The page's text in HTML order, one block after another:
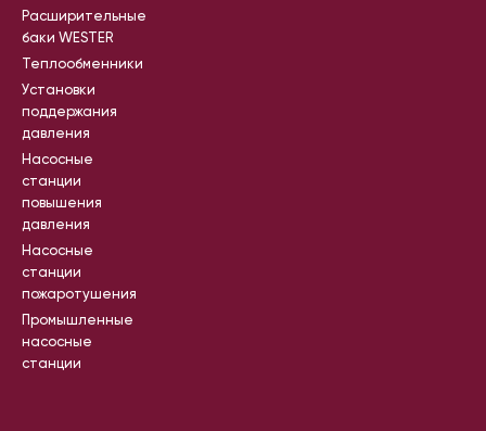
Расширительные
баки WESTER
Теплообменники
Установки
поддержания
давления
Насосные
станции
повышения
давления
Насосные
станции
пожаротушения
Промышленные
насосные
станции